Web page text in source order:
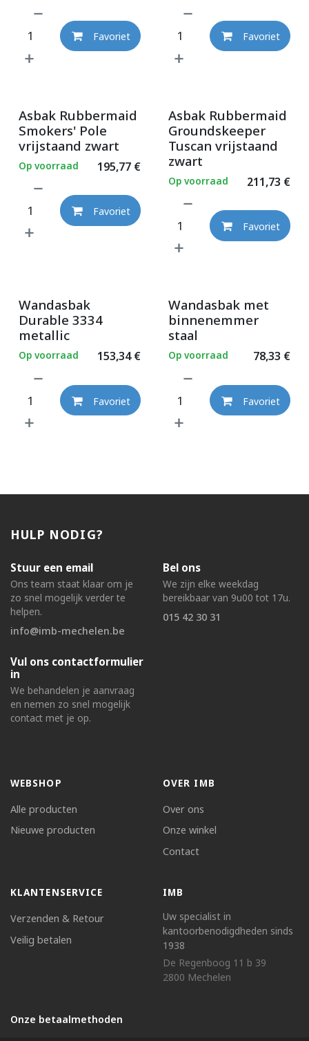
Favoriet Favoriet
Asbak Rubbermaid
Smokers' Pole
vrijstaand zwart
195,77€
Op voorraad
Favoriet
Asbak Rubbermaid
Groundskeeper
Tuscan vrijstaand
zwart
211,73 €
Op voorraad
Favoriet
Wandasbak
Durable 3334
metallic
153,34€
Op voorraad
Favoriet
Wandasbak met
binnenemmer
staal
78,33 €
Op voorraad
Favoriet
HULP NODIG?
Stuur een email
Ons team staat klaar om je
zo snel mogelijk verder te
helpen.
info@imb-mechelen.be
Bel ons
We zijn elke weekdag
bereikbaar van 9u00 tot 17u.
015 42 30 31
Vul ons contactformulier
in
We behandelen je aanvraag
en nemen zo snel mogelijk
contact met je op.
WEBSHOP
Alle producten
Nieuwe producten
OVER IMB
Over ons
Onze winkel
Contact
KLANTENSERVICE
Verzenden & Retour
Veilig betalen
IMB
Uw specialist in
kantoorbenodigdheden sinds
1938
De Regenboog 11 b 39
2800 Mechelen
Onze betaalmethoden